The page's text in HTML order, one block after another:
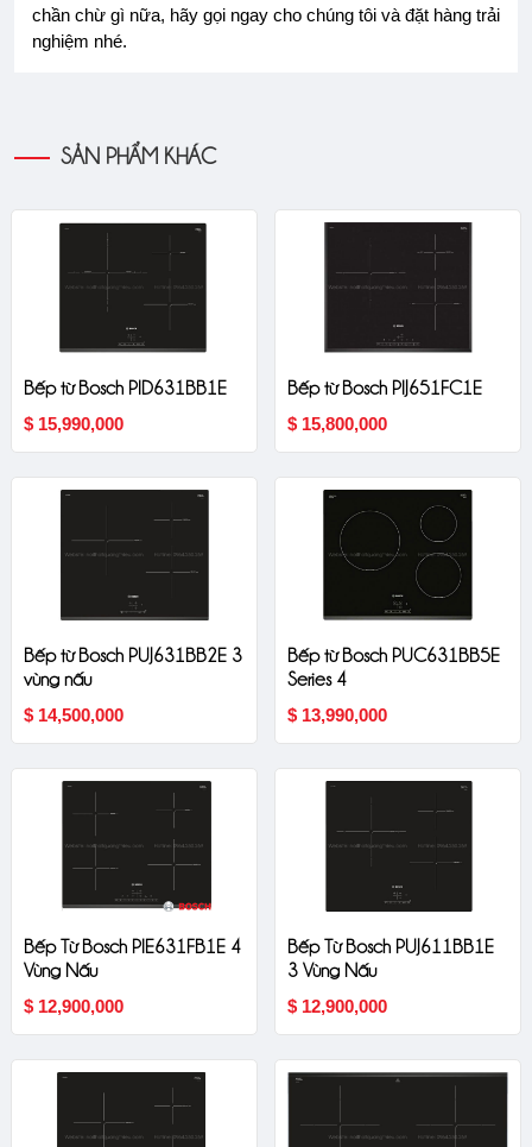
chần chừ gì nữa, hãy gọi ngay cho chúng tôi và đặt hàng trải
nghiệm nhé.
SẢN PHẨM KHÁC
Bếp từ Bosch PID631BB1E
$ 15,990,000
Bếp từ Bosch PIJ651FC1E
$ 15,800,000
Bếp từ Bosch PUJ631BB2E 3
vùng nấu
$ 14,500,000
Bếp từ Bosch PUC631BB5E
Series 4
$ 13,990,000
Bếp Từ Bosch PIE631FB1E 4
Vùng Nấu
$ 12,900,000
Bếp Từ Bosch PUJ611BB1E
3 Vùng Nấu
$ 12,900,000